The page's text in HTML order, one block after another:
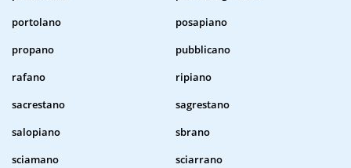
portolano
posapiano
propano
pubblicano
rafano
ripiano
sacrestano
sagrestano
salopiano
sbrano
sciamano
sciarrano